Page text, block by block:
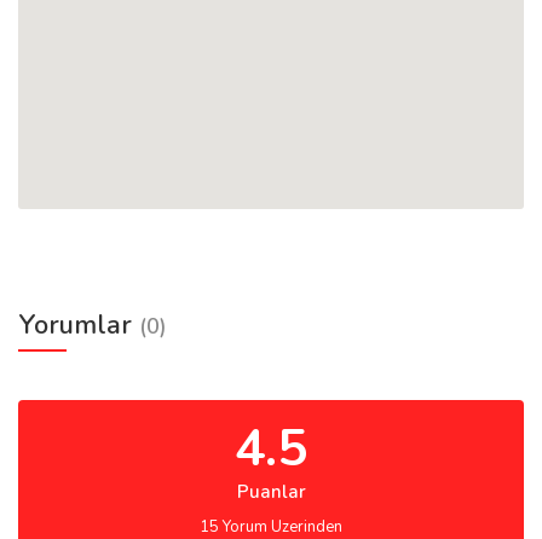
Yorumlar (0)
4.5
Puanlar
15 Yorum Uzerinden